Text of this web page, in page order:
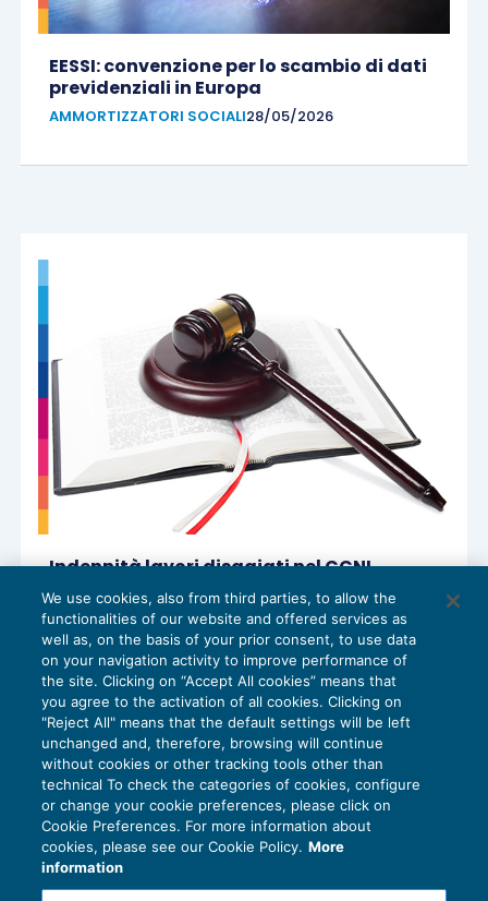
EESSI: convenzione per lo scambio di dati
previdenziali in Europa
AMMORTIZZATORI SOCIALI28/05/2026
Indennità lavori disagiati nel CCNL
Edilizia: interpretazione estensiva della
clausola e limiti all’assorbimento
retributivo
GESTIONE DEL RAPPORTO28/05/2026
Privacy Policy
Cookie Policy
We use cookies, also from third parties, to allow the
functionalities of our website and offered services as
well as, on the basis of your prior consent, to use data
on your navigation activity to improve performance of
the site. Clicking on “Accept All cookies” means that
you agree to the activation of all cookies. Clicking on
"Reject All" means that the default settings will be left
unchanged and, therefore, browsing will continue
without cookies or other tracking tools other than
technical To check the categories of cookies, configure
or change your cookie preferences, please click on
Cookie Preferences. For more information about
cookies, please see our Cookie Policy. More
information